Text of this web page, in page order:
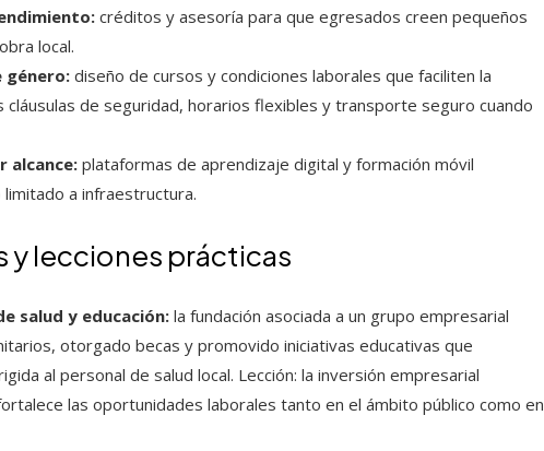
créditos y asesoría para que egresados creen pequeños
local.
género:diseño de cursos y condiciones laborales que faciliten la
cláusulas de seguridad, horarios flexibles y transporte seguro cuando
alcance: plataformas de aprendizaje digital y formación móvil
a infraestructura.
y lecciones prácticas
salud y educación:la fundación asociada a un grupo empresarial
otorgado becas y promovido iniciativas educativas que
al personal de salud local. Lección: la inversión empresarial
las oportunidades laborales tanto en el ámbito público como en